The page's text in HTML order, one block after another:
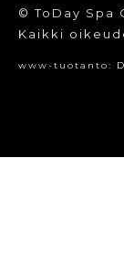
© ToDay Spa
Kaikki
www-tuotanto: